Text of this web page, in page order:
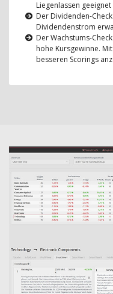
Liegenlassen geeignet
Der Dividenden-
Dividendenstrom
Der Wachstums-
hohe Kursgewinne.
besseren Scorings